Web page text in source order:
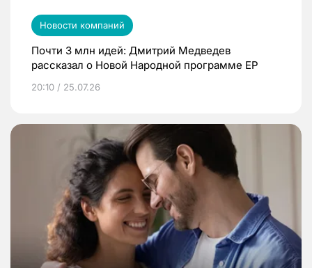
Новости компаний
Почти 3 млн идей: Дмитрий Медведев
рассказал о Новой Народной программе ЕР
20:10 / 25.07.26